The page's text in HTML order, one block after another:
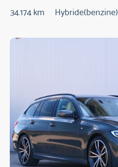
34.174 km Hybride(benzine)